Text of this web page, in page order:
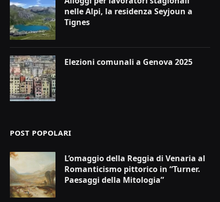
nelle Alpi, la residenza Seyjoun a
Tignes
Elezioni comunali a Genova 2025
POST POPOLARI
L’omaggio della Reggia di Venaria al
Romanticismo pittorico in “Turner.
Paesaggi della Mitologia”